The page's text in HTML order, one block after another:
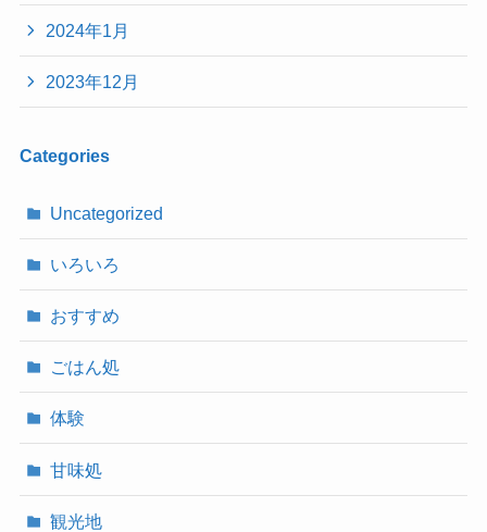
2024年1月
2023年12月
Categories
Uncategorized
いろいろ
おすすめ
ごはん処
体験
甘味処
観光地